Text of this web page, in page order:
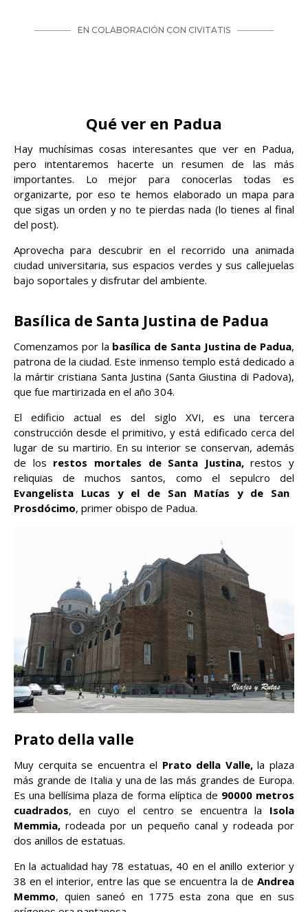
Qué ver en Padua
Hay muchísimas cosas interesantes que ver en Padua,
pero intentaremos hacerte un resumen de las más
importantes. Lo mejor para conocerlas todas es
organizarte, por eso te hemos elaborado un mapa para
que sigas un orden y no te pierdas nada (lo tienes al final
del post).
Aprovecha para descubrir en el recorrido una animada
ciudad universitaria, sus espacios verdes y sus callejuelas
bajo soportales y disfrutar del ambiente.
Basílica de Santa Justina de Padua
Comenzamos por la basílica de Santa Justina de Padua,
patrona de la ciudad. Este inmenso templo está dedicado a
la mártir cristiana Santa Justina (Santa Giustina di Padova),
que fue martirizada en el año 304.
El edificio actual es del siglo XVI, es una tercera
construcción desde el primitivo, y está edificado cerca del
lugar de su martirio. En su interior se conservan, además
de los restos mortales de Santa Justina,restos y
reliquias de muchos santos, como el sepulcro del
Evangelista Lucas y el de San Matías y de San
Prosdócimo, primer obispo de Padua.
Prato della valle
Muy cerquita se encuentra el Prato della Valle,la plaza
más grande de Italia y una de las más grandes de Europa.
Es una bellísima plaza de forma elíptica de 90000 metros
cuadrados, en cuyo el centro se encuentra la Isola
Memmia, rodeada por un pequeño canal y rodeada por
dos anillos de estatuas.
En la actualidad hay 78 estatuas, 40 en el anillo exterior y
38 en el interior, entre las que se encuentra la de Andrea
Memmo, quien saneó en 1775 esta zona que en sus